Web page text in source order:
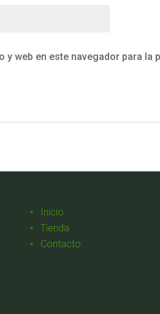
web en este navegador para la
Inicio
Tienda
Contacto